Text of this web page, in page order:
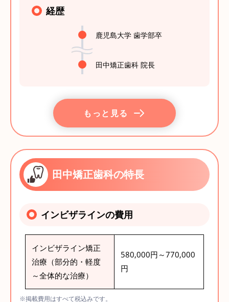
経歴
鹿児島大学 歯学部卒
田中矯正歯科 院長
もっと見る
田中矯正歯科の特長
インビザラインの費用
インビザライン矯正
治療（部分的・軽度
～全体的な治療）
580,000円～770,000
円
※掲載費用はすべて税込みです。